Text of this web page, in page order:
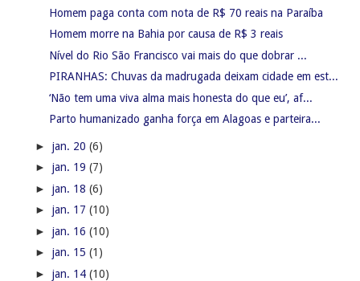
Homem paga conta com nota de R$ 70 reais na Paraíba
Homem morre na Bahia por causa de R$ 3 reais
Nível do Rio São Francisco vai mais do que dobrar ...
PIRANHAS: Chuvas da madrugada deixam cidade em est...
‘Não tem uma viva alma mais honesta do que eu’, af...
Parto humanizado ganha força em Alagoas e parteira...
► jan. 20 (6)
► jan. 19 (7)
► jan. 18 (6)
► jan. 17 (10)
► jan. 16 (10)
► jan. 15 (1)
► jan. 14 (10)